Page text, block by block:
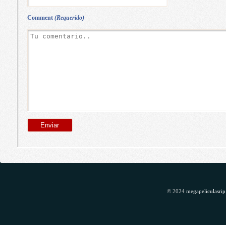
Comment (Requerido)
© 2024 megapeliculasrip